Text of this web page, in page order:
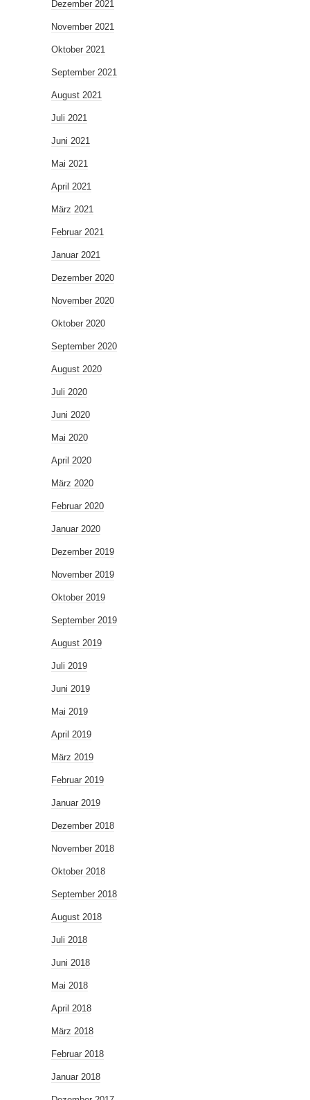
Dezember 2021
November 2021
Oktober 2021
September 2021
August 2021
Juli 2021
Juni 2021
Mai 2021
April 2021
März 2021
Februar 2021
Januar 2021
Dezember 2020
November 2020
Oktober 2020
September 2020
August 2020
Juli 2020
Juni 2020
Mai 2020
April 2020
März 2020
Februar 2020
Januar 2020
Dezember 2019
November 2019
Oktober 2019
September 2019
August 2019
Juli 2019
Juni 2019
Mai 2019
April 2019
März 2019
Februar 2019
Januar 2019
Dezember 2018
November 2018
Oktober 2018
September 2018
August 2018
Juli 2018
Juni 2018
Mai 2018
April 2018
März 2018
Februar 2018
Januar 2018